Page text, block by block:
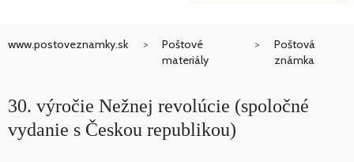
www.postoveznamky.sk
Poštové
materiály
Poštová
známka
30. výročie Nežnej revolúcie (spoločné
vydanie s Českou republikou)